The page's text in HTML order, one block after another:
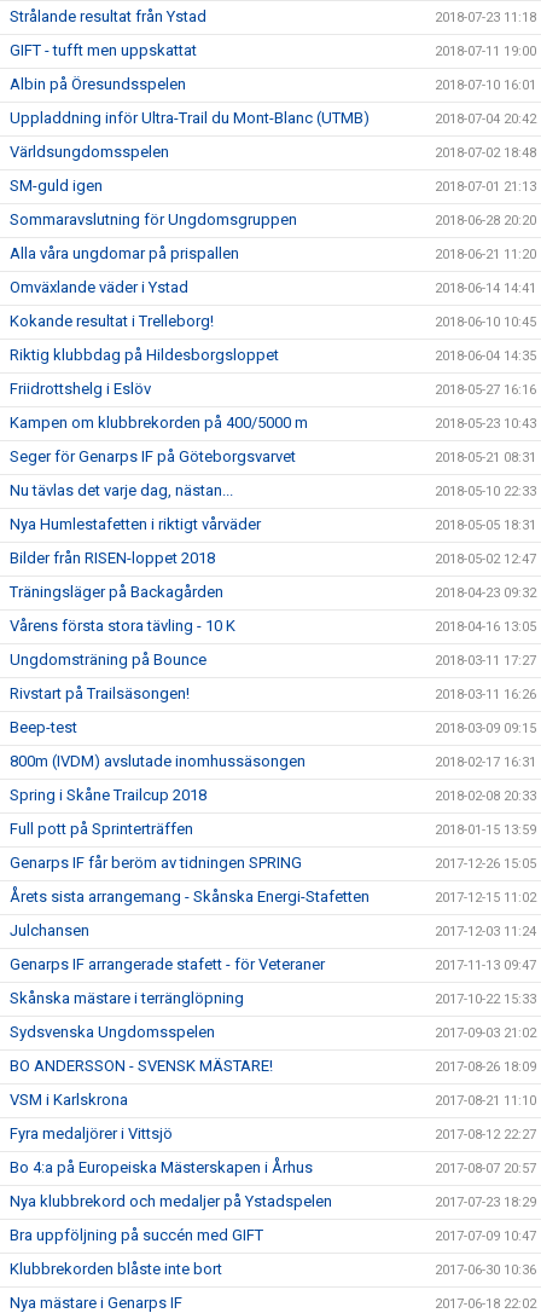
Strålande resultat från Ystad 2018-07-23 11:18
GIFT - tufft men uppskattat 2018-07-11 19:00
Albin på Öresundsspelen 2018-07-10 16:01
Uppladdning inför Ultra-Trail du Mont-Blanc (UTMB) 2018-07-04 20:42
Världsungdomsspelen 2018-07-02 18:48
SM-guld igen 2018-07-01 21:13
Sommaravslutning för Ungdomsgruppen 2018-06-28 20:20
Alla våra ungdomar på prispallen 2018-06-21 11:20
Omväxlande väder i Ystad 2018-06-14 14:41
Kokande resultat i Trelleborg! 2018-06-10 10:45
Riktig klubbdag på Hildesborgsloppet 2018-06-04 14:35
Friidrottshelg i Eslöv 2018-05-27 16:16
Kampen om klubbrekorden på 400/5000 m 2018-05-23 10:43
Seger för Genarps IF på Göteborgsvarvet 2018-05-21 08:31
Nu tävlas det varje dag, nästan... 2018-05-10 22:33
Nya Humlestafetten i riktigt vårväder 2018-05-05 18:31
Bilder från RISEN-loppet 2018 2018-05-02 12:47
Träningsläger på Backagården 2018-04-23 09:32
Vårens första stora tävling - 10 K 2018-04-16 13:05
Ungdomsträning på Bounce 2018-03-11 17:27
Rivstart på Trailsäsongen! 2018-03-11 16:26
Beep-test 2018-03-09 09:15
800m (IVDM) avslutade inomhussäsongen 2018-02-17 16:31
Spring i Skåne Trailcup 2018 2018-02-08 20:33
Full pott på Sprinterträffen 2018-01-15 13:59
Genarps IF får beröm av tidningen SPRING 2017-12-26 15:05
Årets sista arrangemang - Skånska Energi-Stafetten 2017-12-15 11:02
Julchansen 2017-12-03 11:24
Genarps IF arrangerade stafett - för Veteraner 2017-11-13 09:47
Skånska mästare i terränglöpning 2017-10-22 15:33
Sydsvenska Ungdomsspelen 2017-09-03 21:02
BO ANDERSSON - SVENSK MÄSTARE! 2017-08-26 18:09
VSM i Karlskrona 2017-08-21 11:10
Fyra medaljörer i Vittsjö 2017-08-12 22:27
Bo 4:a på Europeiska Mästerskapen i Århus 2017-08-07 20:57
Nya klubbrekord och medaljer på Ystadspelen 2017-07-23 18:29
Bra uppföljning på succén med GIFT 2017-07-09 10:47
Klubbrekorden blåste inte bort 2017-06-30 10:36
Nya mästare i Genarps IF 2017-06-18 22:02